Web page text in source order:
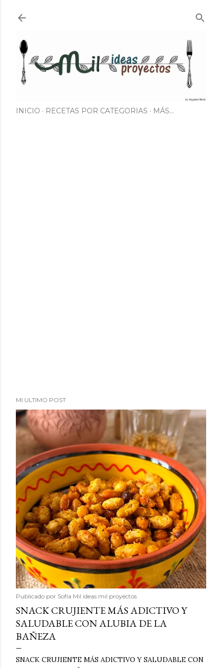
INICIO RECETAS POR CATEGORIAS MÁS…
MI ULTIMO POST
Publicado por Sofía Mil ideas mil proyectos
SNACK CRUJIENTE MÁS ADICTIVO Y
SALUDABLE CON ALUBIA DE LA
BAÑEZA
SNACK CRUJIENTE MÁS ADICTIVO Y SALUDABLE CON